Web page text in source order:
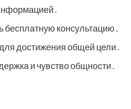
бесплатную консультацию․
достижения общей цели․
и чувство общности․